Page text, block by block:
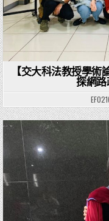
【交大科法教授學
探網